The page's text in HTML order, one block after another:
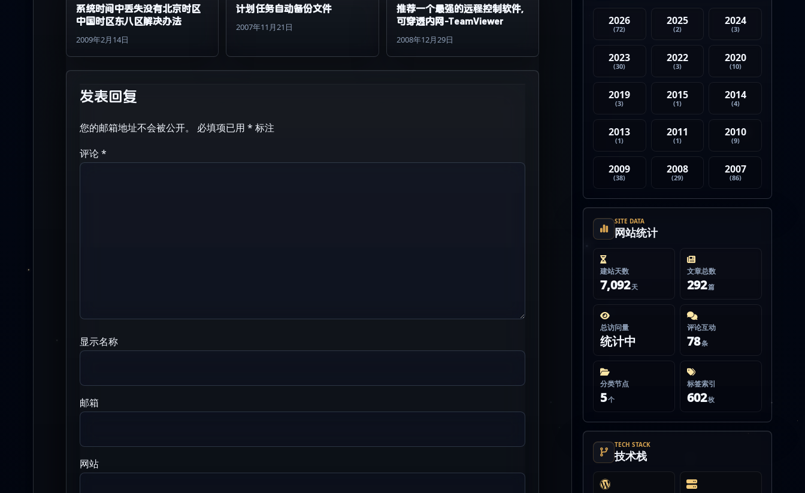
2026
(72)
2025
(2)
2024
(3)
2023
(30)
2022
(3)
2020
(10)
2019
(3)
2015
(1)
2014
(4)
2013
(1)
2011
(1)
2010
(9)
2009
(38)
2008
(29)
2007
(86)
SITE DATA
网站统计
建站天数
7,092 天
文章总数
292篇
总访问量
统计中
评论互动
78条
分类节点
5个
标签索引
602枚
TECH STACK
技术栈
系统时间中丢失没有北京时区
中国时区东八区解决办法
2009年2月14日
计划任务自动备份文件
2007年11月21日
推荐一个最强的远程控制软件,
可穿透内网-TeamViewer
2008年12月29日
发表回复
您的邮箱地址不会被公开。 必填项已用 * 标注
评论*
显示名称
邮箱
网站